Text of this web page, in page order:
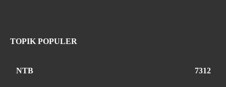
TOPIK POPULER
NTB 7312